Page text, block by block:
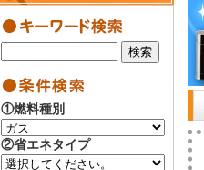
①燃料種別
②省エネタイプ